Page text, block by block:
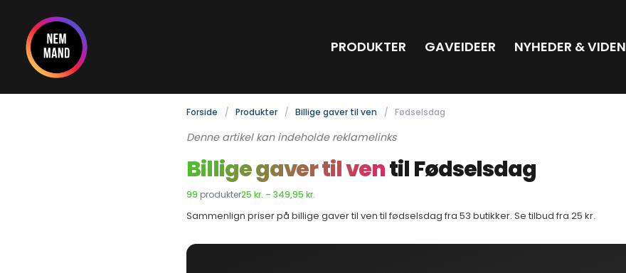
indholdet
PRODUKTER GAVEIDEER NYHEDER & VIDEN
Forside Produkter Billige gaver til ven Fødselsdag
Denne artikel kan indeholde reklamelinks
Billige gaver til ventil Fødselsdag
99 produkter25 kr. – 349,95 kr.
Sammenlign priser på billige gaver til ven til fødselsdag fra 53 butikker. Se tilbud fra 25 kr.